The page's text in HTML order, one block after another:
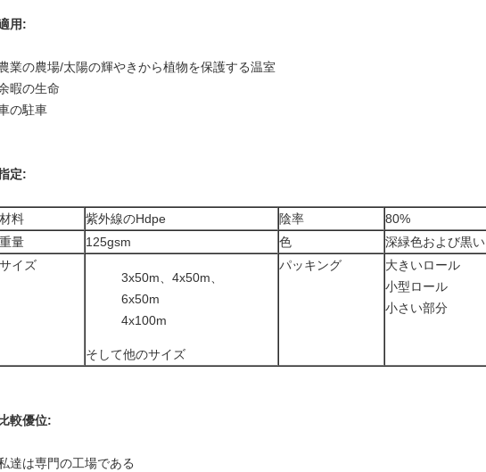
用:
業の農場/太陽の輝やきから植物を保護する温室
暇の生命
の駐車
定:
材料 紫外線のHdpe 陰率
80%
重量
125gsm 色
深緑色および黒い
サイズ
3x50m、4x50m、
6x50m
4x100m
そして他のサイズ
パッキング
大きいロール
小型ロール
小さい部分
比較優位:
達は専門の工場である